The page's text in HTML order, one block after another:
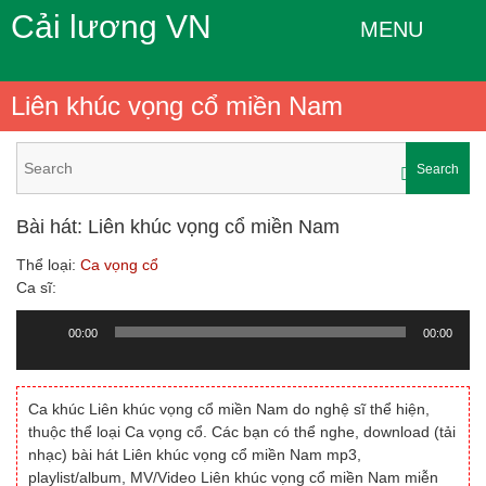
Cải lương VN MENU
Liên khúc vọng cổ miền Nam
Search
Bài hát: Liên khúc vọng cổ miền Nam
Thể loại: Ca vọng cổ
Ca sĩ:
00:00 00:00
Ca khúc Liên khúc vọng cổ miền Nam do nghệ sĩ thể hiện,
thuộc thể loại Ca vọng cổ. Các bạn có thể nghe, download (tải
nhạc) bài hát Liên khúc vọng cổ miền Nam mp3,
playlist/album, MV/Video Liên khúc vọng cổ miền Nam miễn